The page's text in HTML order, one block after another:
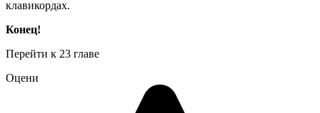
клавикордах.
Конец!
Перейти к 23 главе
Оцени